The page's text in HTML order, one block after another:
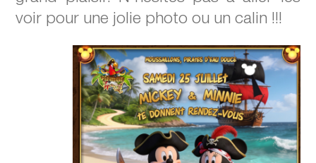
voir pour une jolie photo ou un calin !!!